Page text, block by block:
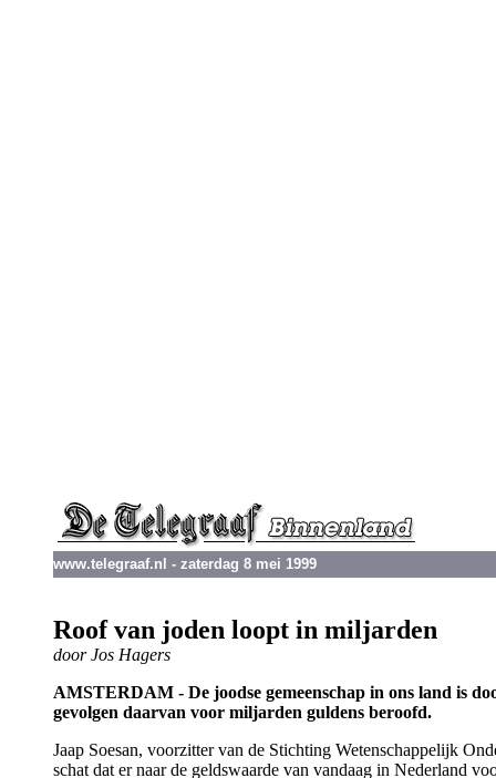
www.telegraaf.nl - zaterdag 8 mei 1999
Roof van joden loopt in miljarden
door Jos Hagers
AMSTERDAM - De joodse gemeenschap in ons land is
gevolgen daarvan voor miljarden guldens beroofd.
Jaap Soesan, voorzitter van de Stichting Wetenschappelijk
schat dat er naar de geldswaarde van vandaag in Nederland